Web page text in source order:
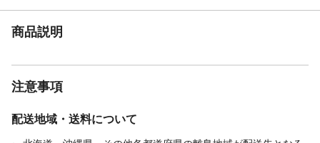
商品説明
注意事項
配送地域・送料について